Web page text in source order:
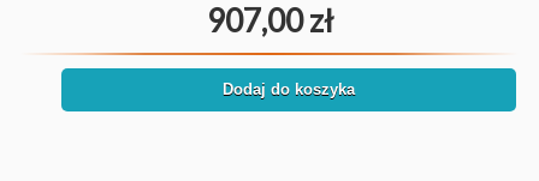
907,00 zł
Dodaj do koszyka